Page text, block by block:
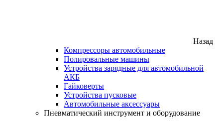
Назад
Компрессоры автомобильные
Полировальные машины
Устройства зарядные для автомобильной
АКБ
Гайковерты
Устройства пусковые
Автомобильные аксессуары
Пневматический инструмент и оборудование